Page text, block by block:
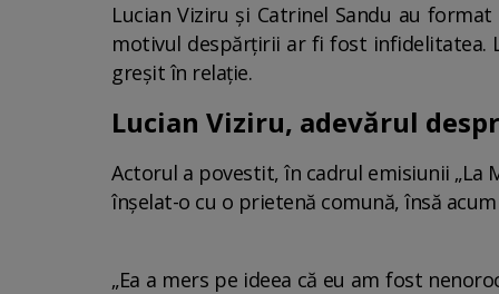
Lucian Viziru și Catrinel Sandu au
motivul despărțirii ar fi fost infidelitatea.
greșit în relație.
Lucian Viziru, adevărul
Actorul a povestit, în cadrul emisiunii
înşelat-o cu o prietenă comună, însă
„Ea a mers pe ideea că eu am fost